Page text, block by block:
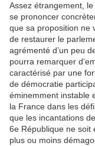
Assez étrangement,
se prononcer
que sa proposition ne
de restaurer le
agrémenté d’un peu
pourra remarquer
caractérisé par une
de démocratie
éminemment instable
la France dans les
que les incantations
6e République ne soit
plus ou moins